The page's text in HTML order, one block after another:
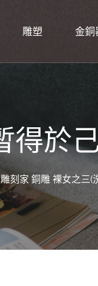
雕塑 金銅
得於
刻家 銅雕 裸女之三(